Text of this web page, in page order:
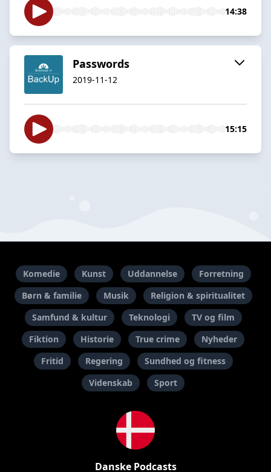
14:38
Passwords
2019-11-12
15:15
Komedie Kunst Uddannelse
Forretning
Børn & familie
Musik
Religion & spiritualitet
Samfund & kultur
Teknologi
TV og film
Fiktion
Historie True crime
Nyheder
Fritid
Regering
Sundhed og fitness
Videnskab
Sport
Danske Podcasts